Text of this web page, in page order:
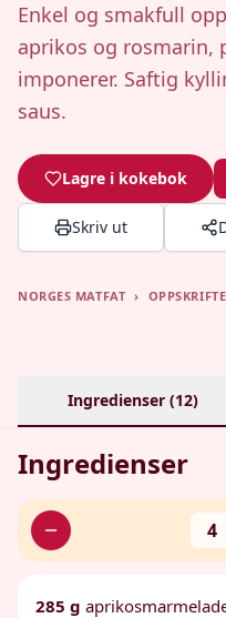
Enkel og smakfull
aprikos og rosmarin,
imponerer. Saftig
saus.
Lagre i kokebok
Skriv ut
NORGES MATFAT ›
Ingredienser (12)
Ingredienser
4
285 g